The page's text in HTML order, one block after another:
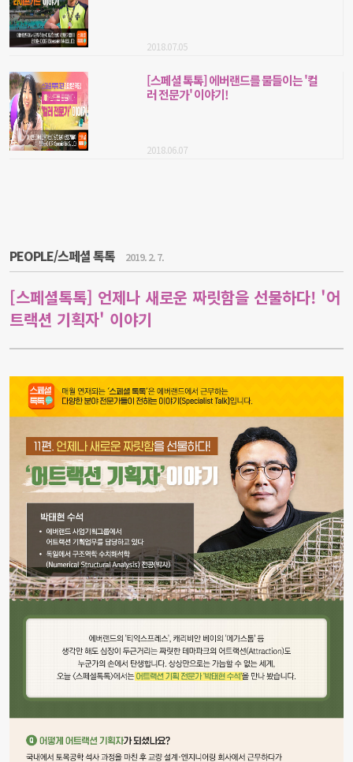
2018.07.05
[스페셜 톡톡] 에버랜드를 물들이는 '컬
러 전문가' 이야기!
2018.06.07
PEOPLE/스페셜 톡톡 2019. 2. 7.
[스페셜톡톡] 언제나 새로운 짜릿함을 선물하다! '어
트랙션 기획자' 이야기